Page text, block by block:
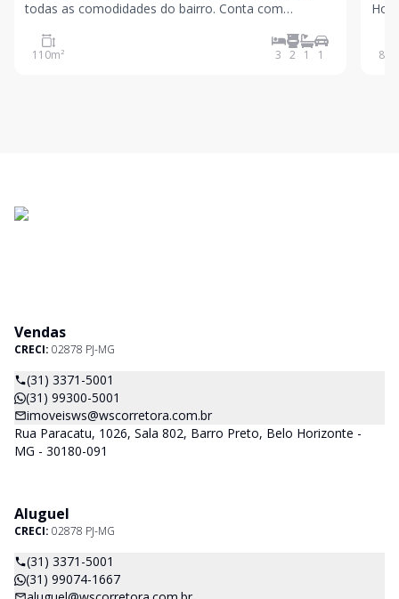
todas as comodidades do bairro. Conta com
zelador, interfone e portão eletrônico. Apartamento
amplo, iluminado e bem distribuído, com ótima vista.
110m² 3 2 1 1
e
80
Vendas
CRECI: 02878 PJ-MG
(31) 3371-5001
(31) 99300-5001
imoveisws@wscorretora.com.br
Rua Paracatu, 1026, Sala 802, Barro Preto, Belo Horizonte -
MG - 30180-091
Aluguel
CRECI: 02878 PJ-MG
(31) 3371-5001
(31) 99074-1667